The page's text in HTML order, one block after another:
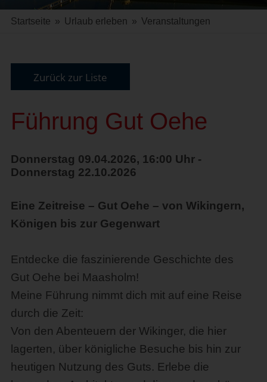
Startseite » Urlaub erleben » Veranstaltungen
Zurück zur Liste
Führung Gut Oehe
Donnerstag 09.04.2026, 16:00 Uhr -
Donnerstag 22.10.2026
Eine Zeitreise – Gut Oehe – von Wikingern,
Königen bis zur Gegenwart
Entdecke die faszinierende Geschichte des
Gut Oehe bei Maasholm!
Meine Führung nimmt dich mit auf eine Reise
durch die Zeit:
Von den Abenteuern der Wikinger, die hier
lagerten, über königliche Besuche bis hin zur
heutigen Nutzung des Guts. Erlebe die